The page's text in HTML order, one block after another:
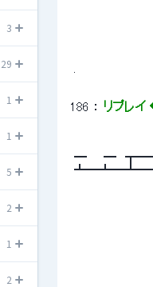
3
29
1
1
5
2
1
2
186 ： リプレ
━ 　 ━　
___　　　
〃´｀ヾ,　
ｌl　 　 ｌ
ｌl　　〃￣